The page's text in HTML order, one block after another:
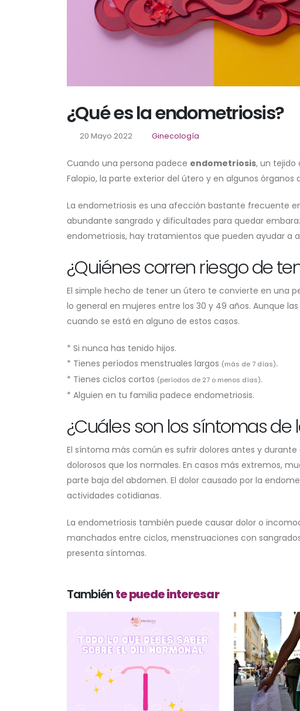
¿Qué es la endometriosis?
20 Mayo 2022 Ginecología
Cuando una persona padece endometriosis, un tejido
Falopio, la parte exterior del útero y en algunos órganos
La endometriosis es una afección bastante frecuente
abundante sangrado y dificultades para quedar
endometriosis, hay tratamientos que pueden ayudar a
¿Quiénes corren riesgo de
El simple hecho de tener un útero te convierte en una
lo general en mujeres entre los 30 y 49 años. Aunque
cuando se está en alguno de estos casos.
* Si nunca has tenido hijos.
* Tienes períodos menstruales largos (más de 7 días).
* Tienes ciclos cortos (períodos de 27 o menos días).
* Alguien en tu familia padece endometriosis.
¿Cuáles son los síntomas
El síntoma más común es sufrir dolores antes y
dolorosos que los normales. En casos más extremos,
parte baja del abdomen. El dolor causado por la
actividades cotidianas.
La endometriosis también puede causar dolor o
manchados entre ciclos, menstruaciones con
presenta síntomas.
Tambiénte puede interesar